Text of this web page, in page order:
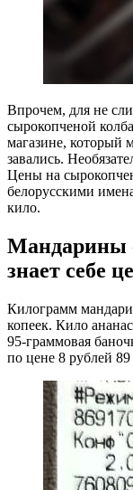
Впрочем, для не
сырокопченой
магазине, который
завались.
Цены на
белорусскими
кило.
Мандарины
знает себе
Килограмм
копеек. Кило
95-граммовая
по цене 8 рублей 89